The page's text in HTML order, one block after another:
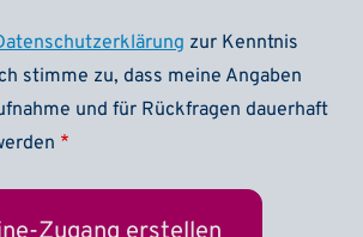
zur Kenntnis
stimme zu, dass meine Angaben
und für Rückfragen dauerhaft